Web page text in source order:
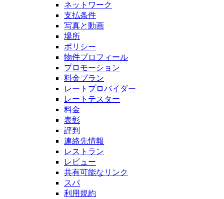
ネットワーク
支払条件
写真と動画
場所
ポリシー
物件プロフィール
プロモーション
料金プラン
レートプロバイダー
レートテスター
料金
表彰
評判
連絡先情報
レストラン
レビュー
共有可能なリンク
スパ
利用規約